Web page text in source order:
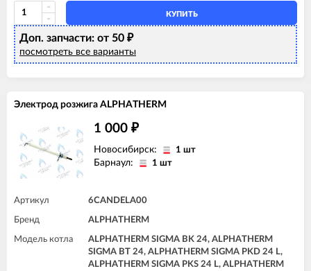
КУПИТЬ
Доп. запчасти: от 50 ₽
посмотреть все варианты
Электрод розжига ALPHATHERM
1 000 ₽
Новосибирск: 1 шт
Барнаул: 1 шт
Артикул 6CANDELA00
Бренд ALPHATHERM
Модель котла
ALPHATHERM SIGMA BK 24, ALPHATHERM
SIGMA BT 24, ALPHATHERM SIGMA PKD 24 L,
ALPHATHERM SIGMA PKS 24 L, ALPHATHERM